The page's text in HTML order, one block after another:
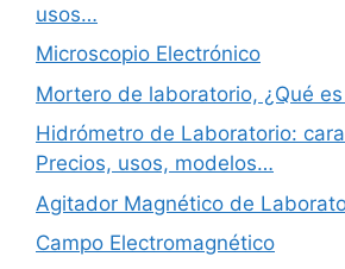
usos…
Microscopio Electrónico
Mortero de laboratorio, ¿Qué
Hidrómetro de Laboratorio:
Precios, usos, modelos…
Agitador Magnético de
Campo Electromagnético